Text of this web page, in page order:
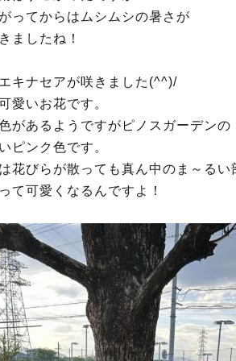
ってからはムシムシの暑さが
ましたね！
キナセアが咲きました(^^)/
愛いお花です。
があるようですがピノスガーデンの
ピンク色です。
花びらが散っても真ん中のま～るい
て可愛くなるんですよ！